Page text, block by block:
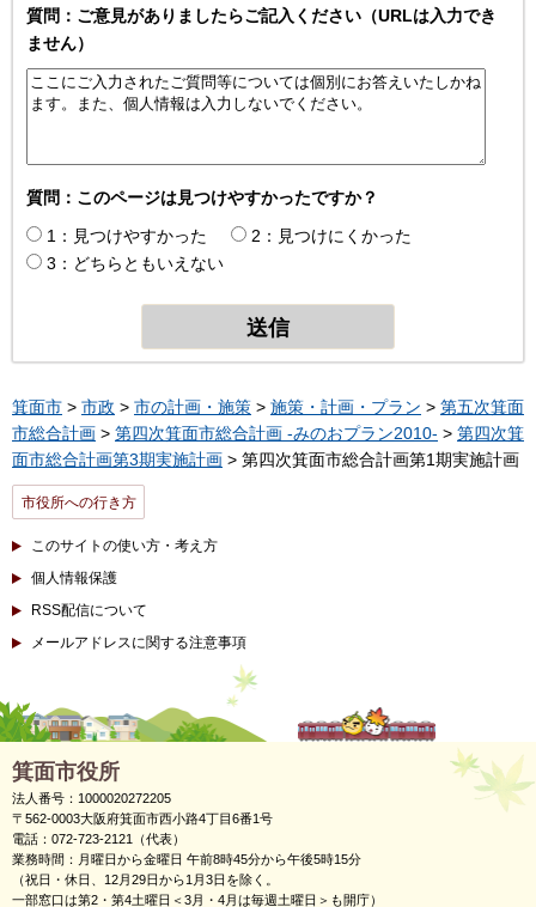
質問：ご意見がありましたらご記入ください（URLは入力でき
ません）
質問：このページは見つけやすかったですか？
1：見つけやすかった
2：見つけにくかった
3：どちらともいえない
箕面市 > 市政 > 市の計画・施策 > 施策・計画・プラン > 第五次箕面
市総合計画 > 第四次箕面市総合計画 -みのおプラン2010- > 第四次箕
面市総合計画第3期実施計画 > 第四次箕面市総合計画第1期実施計画
市役所への行き方
このサイトの使い方・考え方
個人情報保護
RSS配信について
メールアドレスに関する注意事項
箕面市役所
法人番号：1000020272205
〒562-0003大阪府箕面市西小路4丁目6番1号
電話：072-723-2121（代表）
業務時間：月曜日から金曜日 午前8時45分から午後5時15分
（祝日・休日、12月29日から1月3日を除く。
一部窓口は第2・第4土曜日＜3月・4月は毎週土曜日＞も開庁）